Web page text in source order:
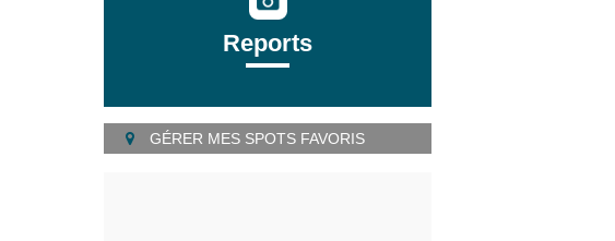
Reports
GÉRER MES SPOTS FAVORIS